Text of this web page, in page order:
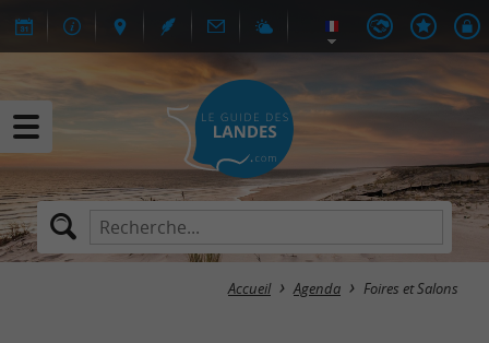
Accueil Agenda Foires et Salons